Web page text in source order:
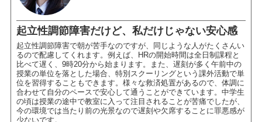
起立性調節障害だけど、私だけじゃない安心感
起立性調節障害で朝が苦手なのですが、同じような人がたくさんい
るので配慮してくれます。例えば、HRの開始時間は全日制課程と
比べて遅く、9時20分から始まります。また、遅刻が多く午前中の
授業の単位を落とした場合、特別スクーリングという課外活動で単
位を習得することもできます。様々な救済処置があるので、体調に
合わせて自分のペースで安心して通うことができています。中学生
の頃は授業の途中で教室に入って注目されることが苦痛でしたが、
今の環境では当たり前の光景なので遅刻や欠席することに罪悪感が
少ないです。